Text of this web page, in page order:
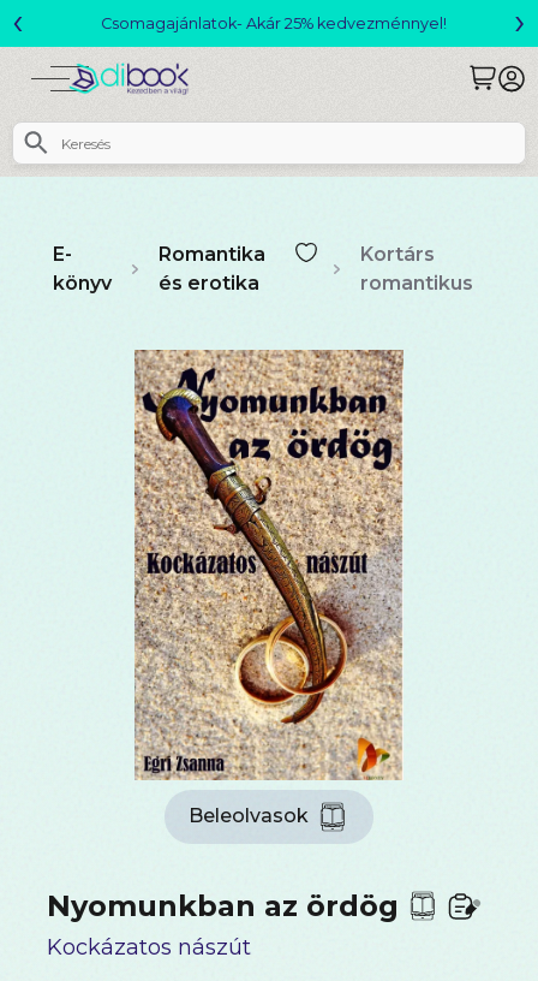
Csomagajánlatok- Akár 25% kedvezménnyel!
‹ ›
E-
könyv
Romantika
és erotika
Kortárs
romantikus
Beleolvasok
Nyomunkban az ördög
Kockázatos nászút